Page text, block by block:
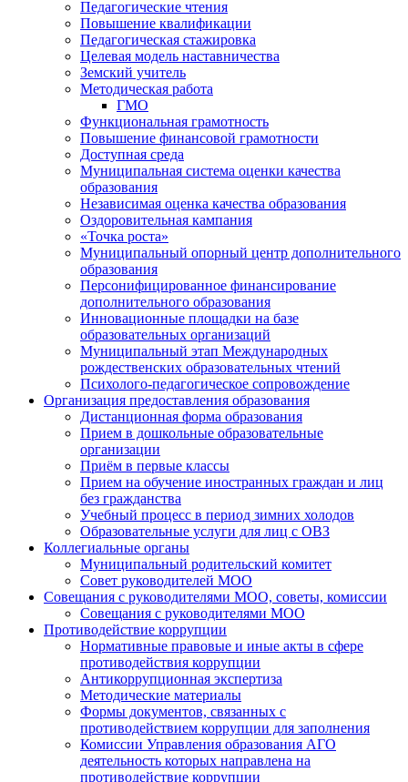
Педагогические чтения
Повышение квалификации
Педагогическая стажировка
Целевая модель наставничества
Земский учитель
Методическая работа
ГМО
Функциональная грамотность
Повышение финансовой грамотности
Доступная среда
Муниципальная система оценки качества
образования
Независимая оценка качества образования
Оздоровительная кампания
«Точка роста»
Муниципальный опорный центр дополнительного
образования
Персонифицированное финансирование
дополнительного образования
Инновационные площадки на базе
образовательных организаций
Муниципальный этап Международных
рождественских образовательных чтений
Психолого-педагогическое сопровождение
Организация предоставления образования
Дистанционная форма образования
Прием в дошкольные образовательные
организации
Приём в первые классы
Прием на обучение иностранных граждан и лиц
без гражданства
Учебный процесс в период зимних холодов
Образовательные услуги для лиц с ОВЗ
Коллегиальные органы
Муниципальный родительский комитет
Совет руководителей МОО
Совещания с руководителями МОО, советы, комиссии
Совещания с руководителями МОО
Противодействие коррупции
Нормативные правовые и иные акты в сфере
противодействия коррупции
Антикоррупционная экспертиза
Методические материалы
Формы документов, связанных с
противодействием коррупции для заполнения
Комиссии Управления образования АГО
деятельность которых направлена на
противодействие коррупции